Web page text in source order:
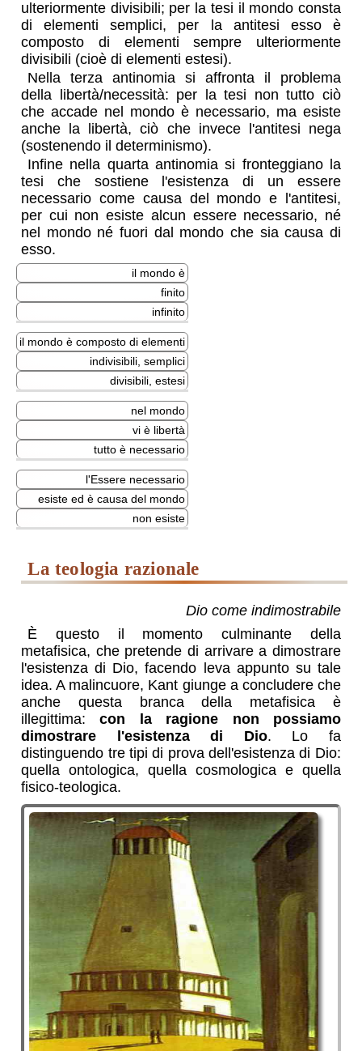
ulteriormente divisibili; per la tesi il mondo consta
di elementi semplici, per la antitesi esso è
composto di elementi sempre ulteriormente
divisibili (cioè di elementi estesi).
Nella terza antinomia si affronta il problema
della libertà/necessità: per la tesi non tutto ciò
che accade nel mondo è necessario, ma esiste
anche la libertà, ciò che invece l'antitesi nega
(sostenendo il determinismo).
Infine nella quarta antinomia si fronteggiano la
tesi che sostiene l'esistenza di un essere
necessario come causa del mondo e l'antitesi,
per cui non esiste alcun essere necessario, né
nel mondo né fuori dal mondo che sia causa di
esso.
il mondo è
finito
infinito
il mondo è composto di elementi
indivisibili, semplici
divisibili, estesi
nel mondo
vi è libertà
tutto è necessario
l'Essere necessario
esiste ed è causa del mondo
non esiste
la teologia razionale
Dio come indimostrabile
È questo il momento culminante della
metafisica, che pretende di arrivare a dimostrare
l'esistenza di Dio, facendo leva appunto su tale
idea. A malincuore, Kant giunge a concludere che
anche questa branca della metafisica è
illegittima:con la ragione non possiamo
dimostrare l'esistenza di Dio. Lo fa
distinguendo tre tipi di prova dell'esistenza di Dio:
quella ontologica, quella cosmologica e quella
fisico-teologica.